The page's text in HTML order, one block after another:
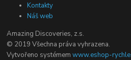
Kontakty
Náš web
Amazing Discoveries, z.s.
© 2019 Všechna práva vyhrazena.
Vytvořeno systémemwww.eshop-